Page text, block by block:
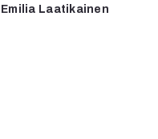
Emilia Laatikainen